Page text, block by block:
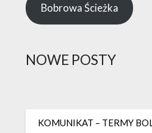
Bobrowa Ścieżka
NOWE POSTY
KOMUNIKAT – TERMY